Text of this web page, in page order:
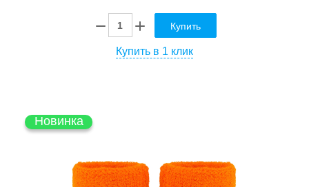
Купить
Купить в 1 клик
Новинка